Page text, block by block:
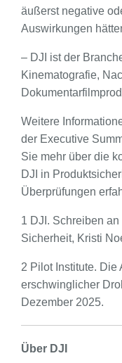
äußerst negative
Auswirkungen
– DJI ist der
Kinematografie,
Weitere
der Executive
Sie mehr über die
DJI in
Überprüfungen
1 DJI. Schreiben
Sicherheit, Kristi
2 Pilot Institute. Die
erschwinglicher
Dezember 2025.
Über DJI